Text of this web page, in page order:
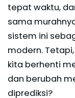
tepat waktu,
sama
sistem ini
modern.
kita berhenti
dan berubah
diprediksi?